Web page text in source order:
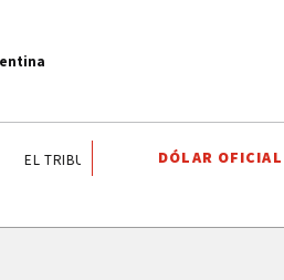
SECTOR DERECHO
DÓLAR OFICIAL